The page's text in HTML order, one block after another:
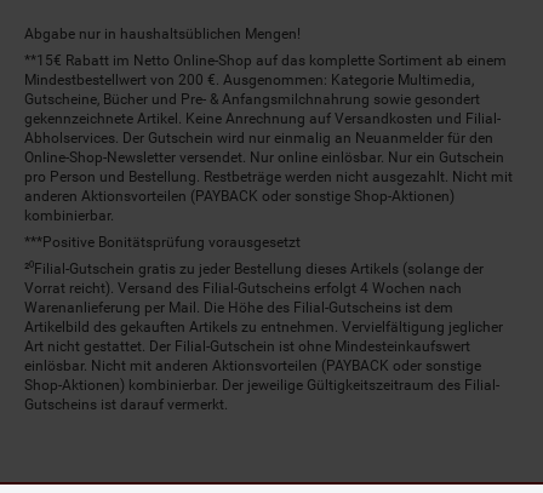
Abgabe nur in haushaltsüblichen Mengen!
**15€ Rabatt im Netto Online-Shop auf das komplette Sortiment ab einem
Mindestbestellwert von 200 €. Ausgenommen: Kategorie Multimedia,
Gutscheine, Bücher und Pre- & Anfangsmilchnahrung sowie gesondert
gekennzeichnete Artikel. Keine Anrechnung auf Versandkosten und Filial-
Abholservices. Der Gutschein wird nur einmalig an Neuanmelder für den
Online-Shop-Newsletter versendet. Nur online einlösbar. Nur ein Gutschein
pro Person und Bestellung. Restbeträge werden nicht ausgezahlt. Nicht mit
anderen Aktionsvorteilen (PAYBACK oder sonstige Shop-Aktionen)
kombinierbar.
***Positive Bonitätsprüfung vorausgesetzt
²⁰Filial-Gutschein gratis zu jeder Bestellung dieses Artikels (solange der
Vorrat reicht). Versand des Filial-Gutscheins erfolgt 4 Wochen nach
Warenanlieferung per Mail. Die Höhe des Filial-Gutscheins ist dem
Artikelbild des gekauften Artikels zu entnehmen. Vervielfältigung jeglicher
Art nicht gestattet. Der Filial-Gutschein ist ohne Mindesteinkaufswert
einlösbar. Nicht mit anderen Aktionsvorteilen (PAYBACK oder sonstige
Shop-Aktionen) kombinierbar. Der jeweilige Gültigkeitszeitraum des Filial-
Gutscheins ist darauf vermerkt.